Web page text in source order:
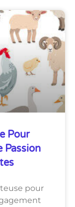
Pour
Passion
pour